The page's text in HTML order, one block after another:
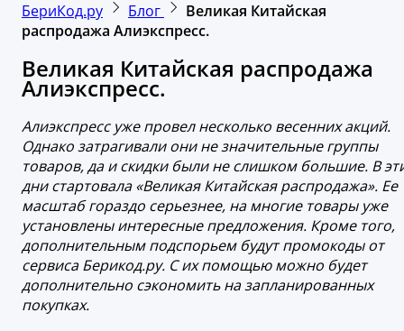
БериКод.ру
Блог
Великая Китайская
распродажа Алиэкспресс.
Великая Китайская распродажа
Алиэкспресс.
Алиэкспресс уже провел несколько весенних акций.
Однако затрагивали они не значительные группы
товаров, да и скидки были не слишком большие. В
дни стартовала «Великая Китайская распродажа». Ее
масштаб гораздо серьезнее, на многие товары уже
установлены интересные предложения. Кроме того,
дополнительным подспорьем будут промокоды от
сервиса Берикод.ру. С их помощью можно будет
дополнительно сэкономить на запланированных
покупках.